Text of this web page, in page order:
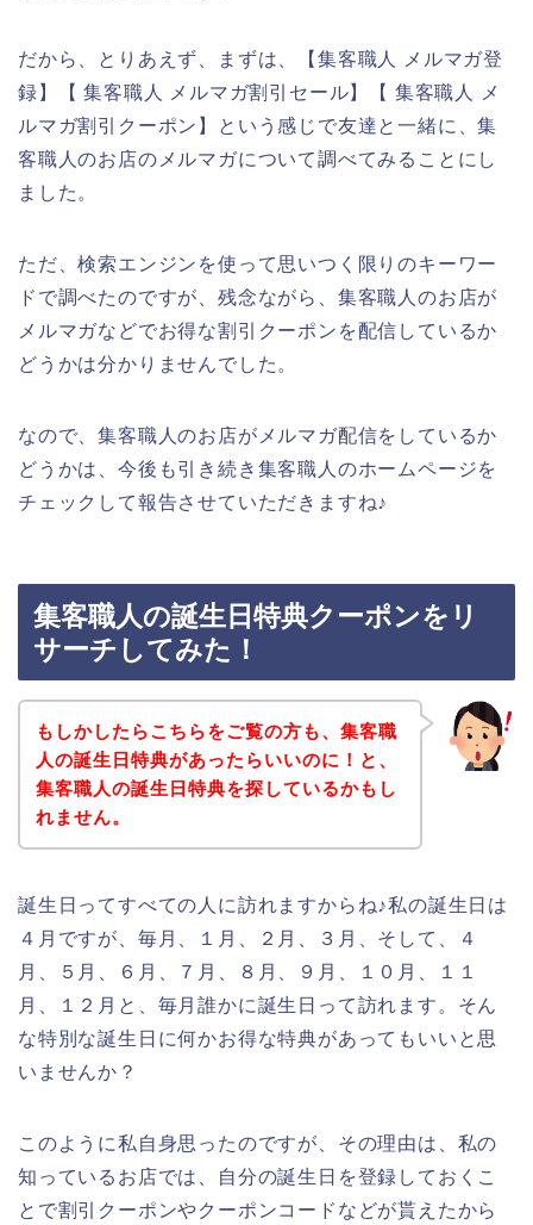
だから、とりあえず、まずは、【集客職人 メルマガ登
録】【 集客職人 メルマガ割引セール】【 集客職人 メ
ルマガ割引クーポン】という感じで友達と一緒に、集
客職人のお店のメルマガについて調べてみることにし
ました。
ただ、検索エンジンを使って思いつく限りのキーワー
ドで調べたのですが、残念ながら、集客職人のお店が
メルマガなどでお得な割引クーポンを配信しているか
どうかは分かりませんでした。
なので、集客職人のお店がメルマガ配信をしているか
どうかは、今後も引き続き集客職人のホームページを
チェックして報告させていただきますね♪
集客職人の誕生日特典クーポンをリ
サーチしてみた！
もしかしたらこちらをご覧の方も、集客職
人の誕生日特典があったらいいのに！と、
集客職人の誕生日特典を探しているかもし
れません。
誕生日ってすべての人に訪れますからね♪私の誕生日は
４月ですが、毎月、１月、２月、３月、そして、４
月、５月、６月、７月、８月、９月、１０月、１１
月、１２月と、毎月誰かに誕生日って訪れます。そん
な特別な誕生日に何かお得な特典があってもいいと思
いませんか？
このように私自身思ったのですが、その理由は、私の
知っているお店では、自分の誕生日を登録しておくこ
とで割引クーポンやクーポンコードなどが貰えたから